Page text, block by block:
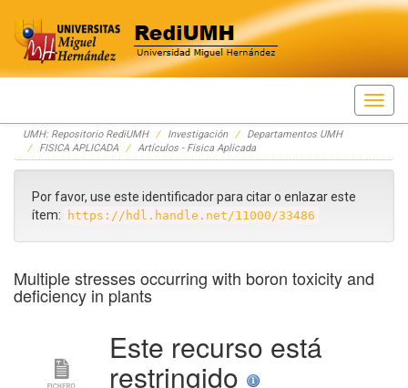
Skip
navigation
UMH: Repositorio RediUMH Investigación
Departamentos UMH
FISICA APLICADA
Artículos - Física Aplicada
Por favor, use este identificador para citar o enlazar este
ítem:
https://hdl.handle.net/11000/33486
Multiple stresses occurring with boron toxicity and
deficiency in plants
Este recurso está
restringido